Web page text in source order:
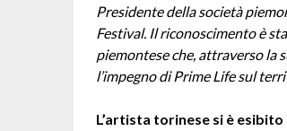
Presidente della società
Festival. Il riconoscimento è
piemontese che, attraverso la
l’impegno di Prime Life sul
L’artista torinese si è